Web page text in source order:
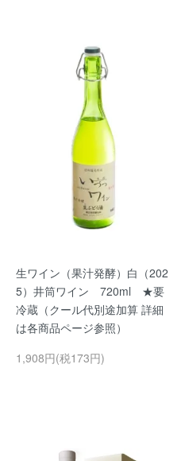
生ワイン（果汁発酵）白（202
5）井筒ワイン 720ml ★要
冷蔵（クール代別途加算 詳細
は各商品ページ参照）
1,908円(税173円)